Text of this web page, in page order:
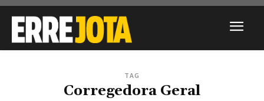
TAG
Corregedora Geral